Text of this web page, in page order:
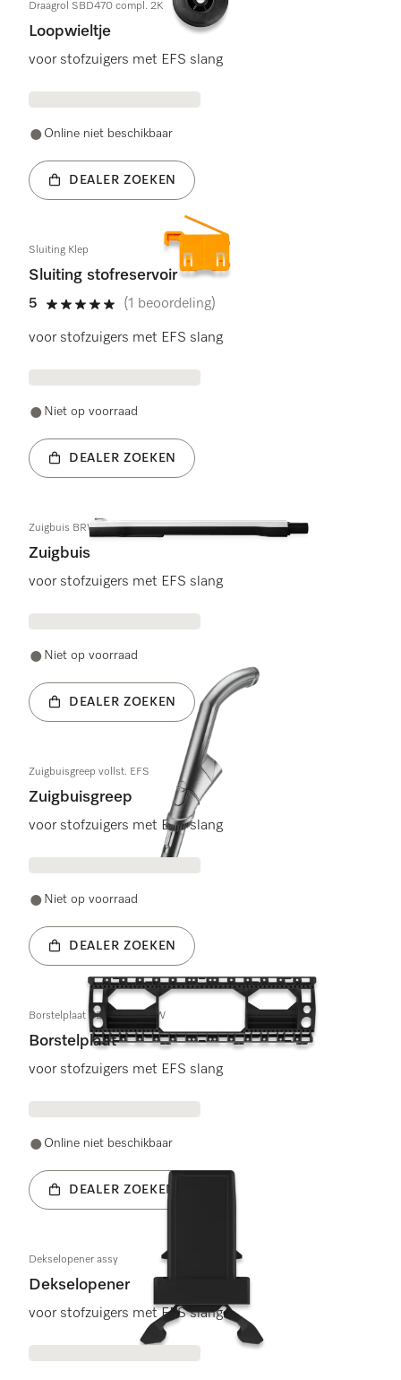
Draagrol SBD470 compl. 2K
Loopwieltje
voor stofzuigers met EFS slang
Online niet beschikbaar
DEALER ZOEKEN
Sluiting Klep
Sluiting stofreservoir
5
5 sterren op 5
(1 beoordeling)
voor stofzuigers met EFS slang
Niet op voorraad
DEALER ZOEKEN
Zuigbuis BRWS assy
Zuigbuis
voor stofzuigers met EFS slang
Niet op voorraad
DEALER ZOEKEN
Zuigbuisgreep vollst. EFS
Zuigbuisgreep
voor stofzuigers met EFS slang
Niet op voorraad
DEALER ZOEKEN
Borstelplaat SBD365 OBSW
Borstelplaat
voor stofzuigers met EFS slang
Online niet beschikbaar
DEALER ZOEKEN
Dekselopener assy
Dekselopener
voor stofzuigers met EFS slang